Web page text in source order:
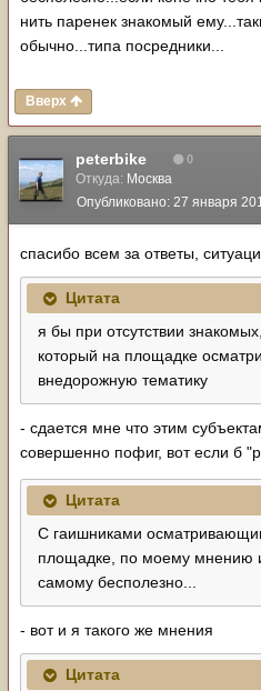
нить паренек знакомый
обычно...типа посредники...
Вверх
peterbike 0
Откуда: Москва
Опубликовано: 27 января
спасибо всем за ответы,
Цитата
я бы при отсутствии
который на площадке
внедорожную тематику
- сдается мне что этим
совершенно пофиг, вот если б
Цитата
С гаишниками
площадке, по моему мнению
самому бесполезно...
- вот и я такого же мнения
Цитата